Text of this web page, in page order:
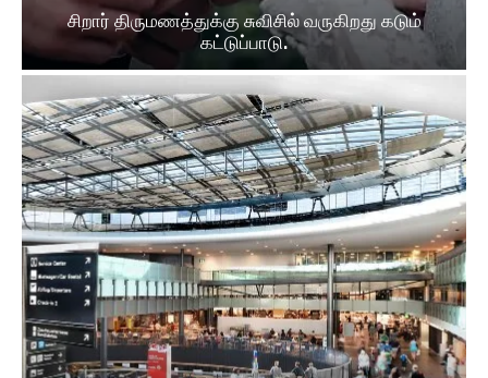
சிறார் திருமணத்துக்கு சுவிசில் வருகிறது கடும்
கட்டுப்பாடு.